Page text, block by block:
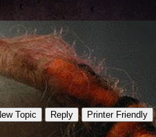
Topic Reply Printer Friendly